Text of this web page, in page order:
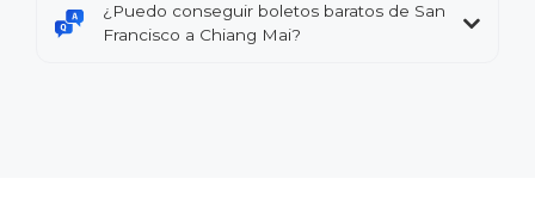
¿Puedo conseguir boletos baratos de San
Francisco a Chiang Mai?